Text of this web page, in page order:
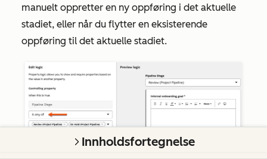
manuelt oppretter en ny oppføring i det aktuelle
stadiet, eller når du flytter en eksisterende
oppføring til det aktuelle stadiet.
Innholdsfortegnelse